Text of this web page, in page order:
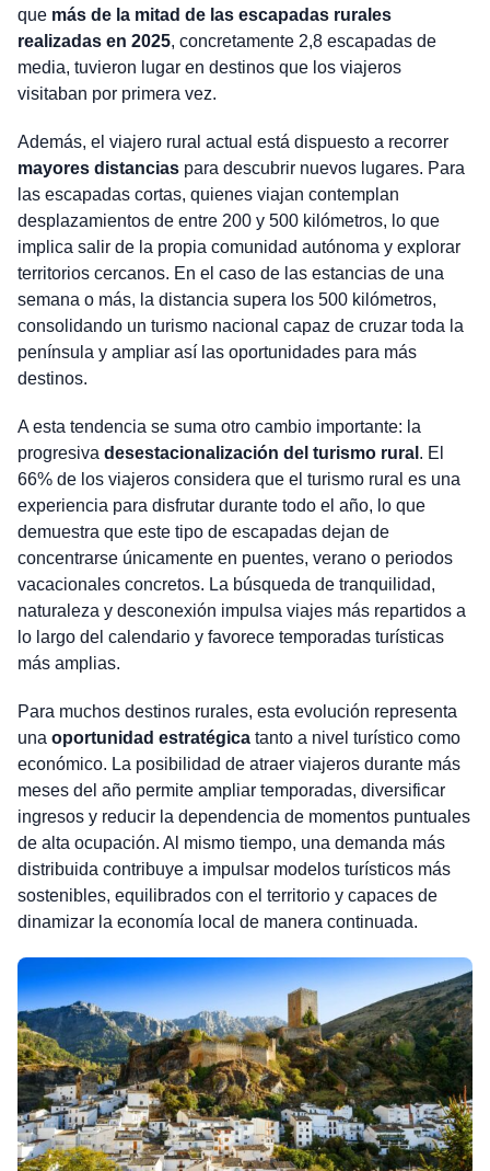
que más de la mitad de las escapadas rurales
realizadas en 2025, concretamente 2,8 escapadas de
media, tuvieron lugar en destinos que los viajeros
visitaban por primera vez.
Además, el viajero rural actual está dispuesto a recorrer
mayores distanciaspara descubrir nuevos lugares. Para
las escapadas cortas, quienes viajan contemplan
desplazamientos de entre 200 y 500 kilómetros, lo que
implica salir de la propia comunidad autónoma y explorar
territorios cercanos. En el caso de las estancias de una
semana o más, la distancia supera los 500 kilómetros,
consolidando un turismo nacional capaz de cruzar toda la
península y ampliar así las oportunidades para más
destinos.
A esta tendencia se suma otro cambio importante: la
progresiva desestacionalización del turismo rural . El
66% de los viajeros considera que el turismo rural es una
experiencia para disfrutar durante todo el año, lo que
demuestra que este tipo de escapadas dejan de
concentrarse únicamente en puentes, verano o periodos
vacacionales concretos. La búsqueda de tranquilidad,
naturaleza y desconexión impulsa viajes más repartidos a
lo largo del calendario y favorece temporadas turísticas
más amplias.
Para muchos destinos rurales, esta evolución representa
una oportunidad estratégica tanto a nivel turístico como
económico. La posibilidad de atraer viajeros durante más
meses del año permite ampliar temporadas, diversificar
ingresos y reducir la dependencia de momentos puntuales
de alta ocupación. Al mismo tiempo, una demanda más
distribuida contribuye a impulsar modelos turísticos más
sostenibles, equilibrados con el territorio y capaces de
dinamizar la economía local de manera continuada.